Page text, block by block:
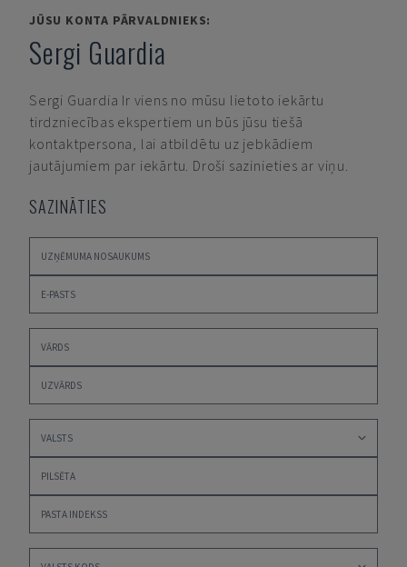
JŪSU KONTA PĀRVALDNIEKS:
Sergi Guardia
Sergi Guardia Ir viens no mūsu lietoto iekārtu
tirdzniecības ekspertiem un būs jūsu tiešā
kontaktpersona, lai atbildētu uz jebkādiem
jautājumiem par iekārtu. Droši sazinieties ar viņu.
SAZINĀTIES